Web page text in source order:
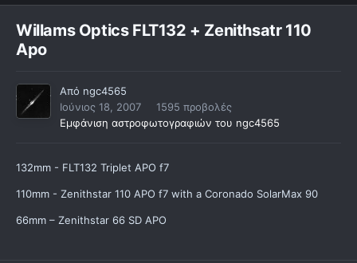
Willams Optics FLT132 + Zenithsatr 110
Apo
Από ngc4565
Ιούνιος 18, 2007
1595 προβολές
Εμφάνιση αστροφωτογραφιών του ngc4565
132mm - FLT132 Triplet APO f7
110mm - Zenithstar 110 APO f7 with a Coronado SolarMax 90
66mm – Zenithstar 66 SD APO